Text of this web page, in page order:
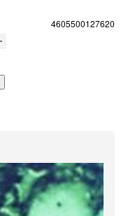
4605500127620